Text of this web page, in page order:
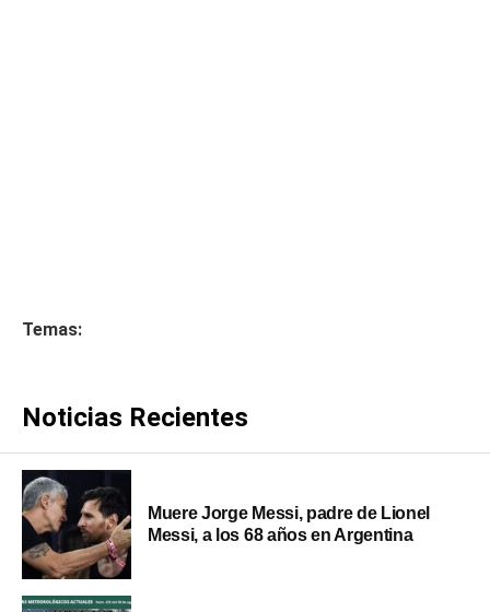
Temas:
Noticias Recientes
Muere Jorge Messi, padre de Lionel
Messi, a los 68 años en Argentina